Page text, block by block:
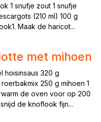
1 snufje zout 1 snufje
(210 ml) 100 g
Maak de haricot...
met mihoen
hoisinsaus 320 g
250 g mihoen 1
de oven voor op 200
de knoflook fijn...